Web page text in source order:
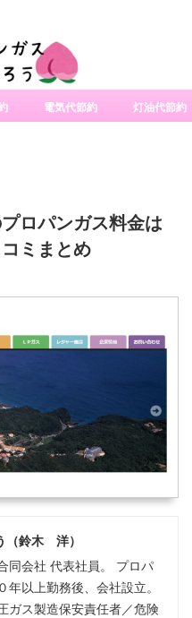
電気代節約 灯油代節約
ロパンガス料金は
ミまとめ
（鈴木 洋）
同会社 代表社員。 プロパ
年以上勤務後、会社設立。
ガス製造保安責任者／危険